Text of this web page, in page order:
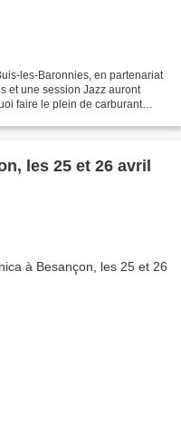
les-Baronnies, en partenariat
et une session Jazz auront
faire le plein de carburant
les 25 et 26 avril